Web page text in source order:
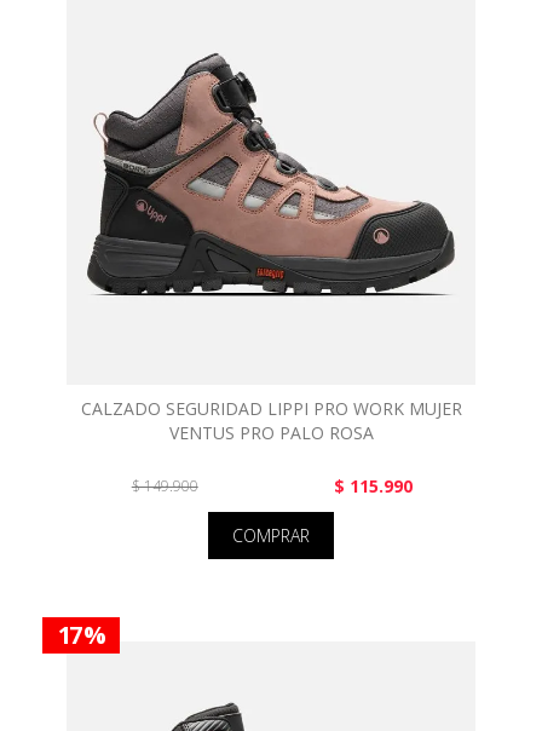
CALZADO SEGURIDAD LIPPI PRO WORK MUJER
VENTUS PRO PALO ROSA
$ 149.900 $ 115.990
COMPRAR
17 %